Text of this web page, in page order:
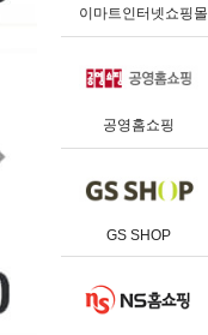
이마트인터넷쇼핑몰
공영홈쇼핑
GS SHOP